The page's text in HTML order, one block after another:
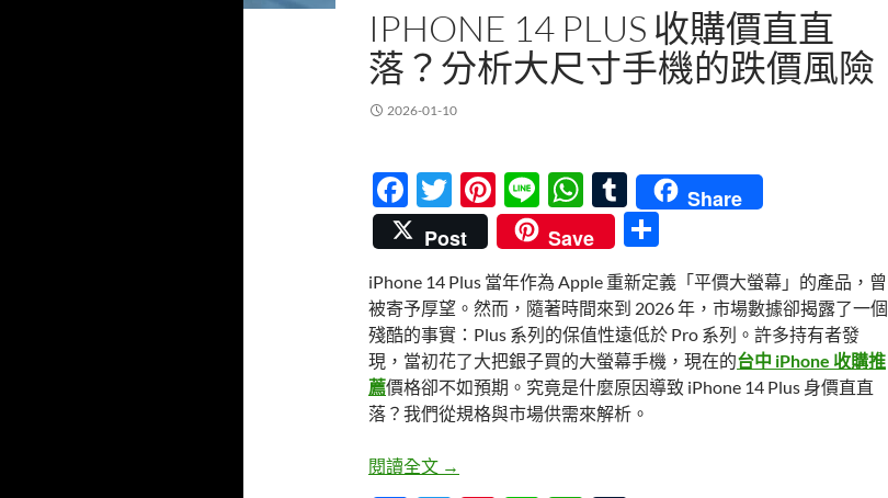
IPHONE 14 PLUS 收購價直直
落？分析大尺寸手機的跌價風險
2026-01-10
F
ac
e
b
o
o
k
T
w
itt
er
Pi
nt
er
es
t
Li
n
e
W
h
at
s
A
p
p
T
u
m
bl
r
Share
Post
Save
享
iPhone 14 Plus 當年作為 Apple 重新定義「平價大螢幕」的產品，曾
被寄予厚望。然而，隨著時間來到 2026 年，市場數據卻揭露了一個
殘酷的事實：Plus 系列的保值性遠低於 Pro 系列。許多持有者發
現，當初花了大把銀子買的大螢幕手機，現在的台中 iPhone 收購推
薦價格卻不如預期。究竟是什麼原因導致 iPhone 14 Plus 身價直直
落？我們從規格與市場供需來解析。
閱讀全文 iPhone 14 Plus 收購價直直落？分析大尺寸手機的跌價風險
→